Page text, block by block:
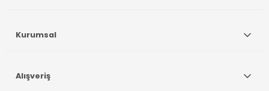
Kurumsal
Alışveriş